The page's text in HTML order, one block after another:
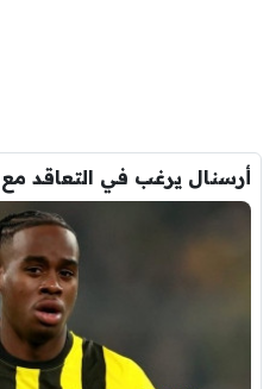
أرسنال يرغب في التعاقد مع